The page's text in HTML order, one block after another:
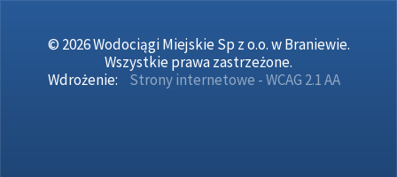
© 2026 Wodociągi Miejskie Sp z o.o. w Braniewie.
Wszystkie prawa zastrzeżone.
Wdrożenie:
Strony internetowe - WCAG 2.1 AA